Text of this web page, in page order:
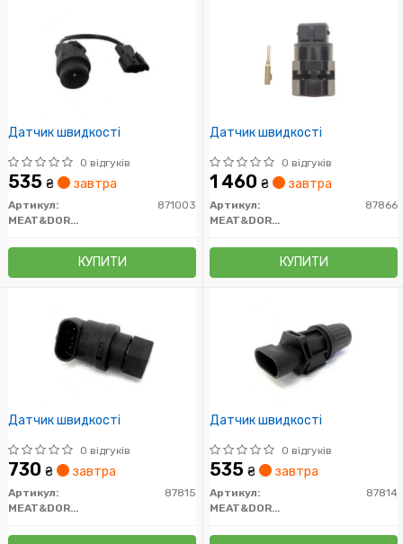
Датчик швидкості
0 відгуків
535 ₴ завтра
Артикул:
871003
MEAT&DORIA
КУПИТИ
Датчик швидкості
0 відгуків
1 460 ₴ завтра
Артикул:
87866
MEAT&DORIA
КУПИТИ
Датчик швидкості
0 відгуків
730 ₴ завтра
Артикул:
87815
MEAT&DORIA
Датчик швидкості
0 відгуків
535 ₴ завтра
Артикул:
87814
MEAT&DORIA